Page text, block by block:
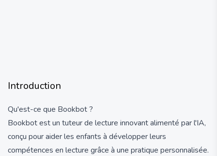
Introduction
Qu'est-ce que Bookbot ?
Bookbot est un tuteur de lecture innovant alimenté par l'IA,
conçu pour aider les enfants à développer leurs
compétences en lecture grâce à une pratique personnalisée.